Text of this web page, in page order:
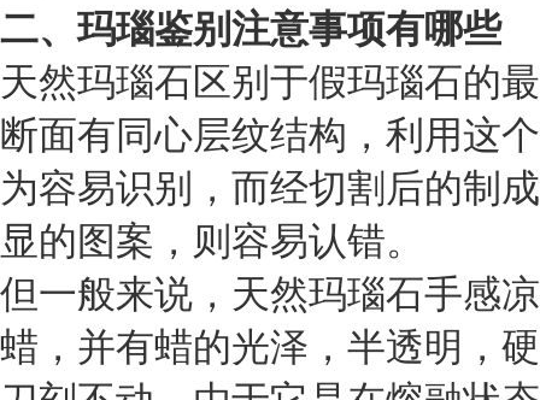
二、玛瑙鉴别注意事项有哪些
天然玛瑙石区别于假玛瑙石的
断面有同心层纹结构，利用这
为容易识别，而经切割后的制
显的图案，则容易认错。
但一般来说，天然玛瑙石手感
蜡，并有蜡的光泽，半透明，